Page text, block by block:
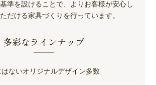
準を設けることで、よりお客様が安心し
だける家具づくりを行っています。
多彩なラインナップ
はないオリジナルデザイン多数